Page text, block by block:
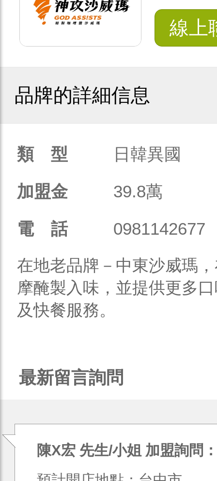
線上
品牌的詳細信息
類 型
日韓異國
加盟金
39.8萬
電 話
0981142677
在地老品牌－中東沙威瑪
摩醃製入味，並提供更多
及快餐服務。
最新留言詢問
陳X宏 先生/小姐 加盟詢問